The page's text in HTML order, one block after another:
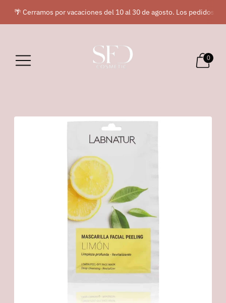
🌴 Cerramos por vacaciones del 10 al 30 de agosto. Los pedidos
0